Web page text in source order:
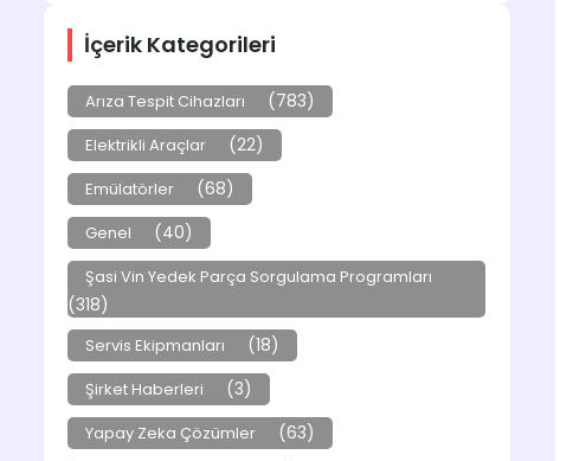
İçerik Kategorileri
Arıza Tespit Cihazları (783)
Elektrikli Araçlar (22)
Emülatörler (68)
Genel (40)
Şasi Vin Yedek Parça Sorgulama Programları
(318)
Servis Ekipmanları (18)
Şirket Haberleri (3)
Yapay Zeka Çözümler (63)